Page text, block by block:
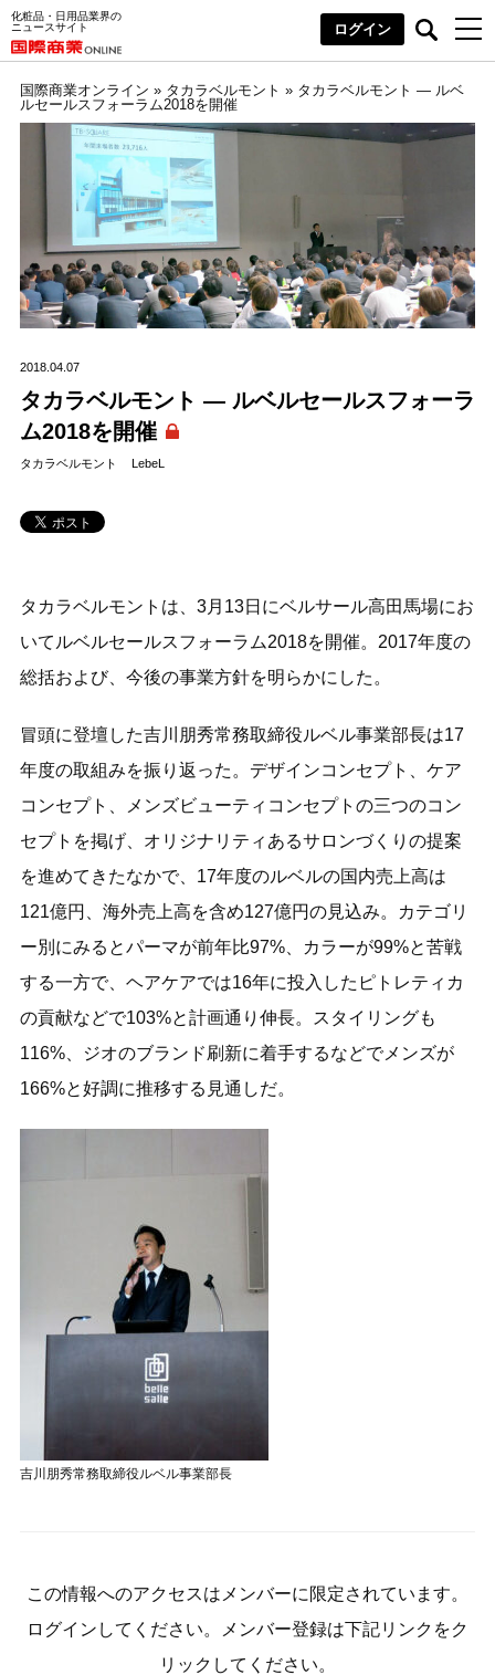
化粧品・日用品業界の
ニュースサイト
ログイン
国際商業オンライン » タカラベルモント » タカラベルモント ― ルベ
ルセールスフォーラム2018を開催
2018.04.07
タカラベルモント ― ルベルセールスフォーラ
ム2018を開催
タカラベルモント LebeL
タカラベルモントは、3月13日にベルサール高田馬場にお
いてルベルセールスフォーラム2018を開催。2017年度の
総括および、今後の事業方針を明らかにした。
冒頭に登壇した吉川朋秀常務取締役ルベル事業部長は17
年度の取組みを振り返った。デザインコンセプト、ケア
コンセプト、メンズビューティコンセプトの三つのコン
セプトを掲げ、オリジナリティあるサロンづくりの提案
を進めてきたなかで、17年度のルベルの国内売上高は
121億円、海外売上高を含め127億円の見込み。カテゴリ
ー別にみるとパーマが前年比97%、カラーが99%と苦戦
する一方で、ヘアケアでは16年に投入したピトレティカ
の貢献などで103%と計画通り伸長。スタイリングも
116%、ジオのブランド刷新に着手するなどでメンズが
166%と好調に推移する見通しだ。
吉川朋秀常務取締役ルベル事業部長
この情報へのアクセスはメンバーに限定されています。
ログインしてください。メンバー登録は下記リンクをク
リックしてください。